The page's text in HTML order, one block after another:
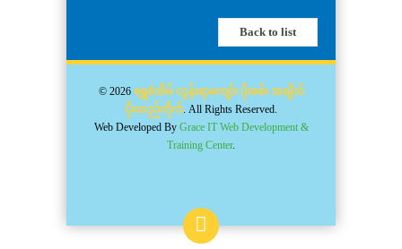
Back to list
© 2026 ရွှေစံအိမ် လွန်းရာကျော်၊ ပိုးစစ်၊ အချိတ်
ပိုးထည်တိုက်. All Rights Reserved.
Web Developed By Grace IT Web Development &
Training Center.